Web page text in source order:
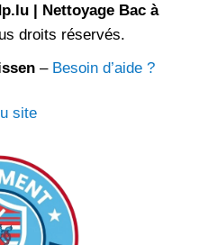
| Nettoyage Bac à
droits réservés.
– Besoin d’aide ?
site